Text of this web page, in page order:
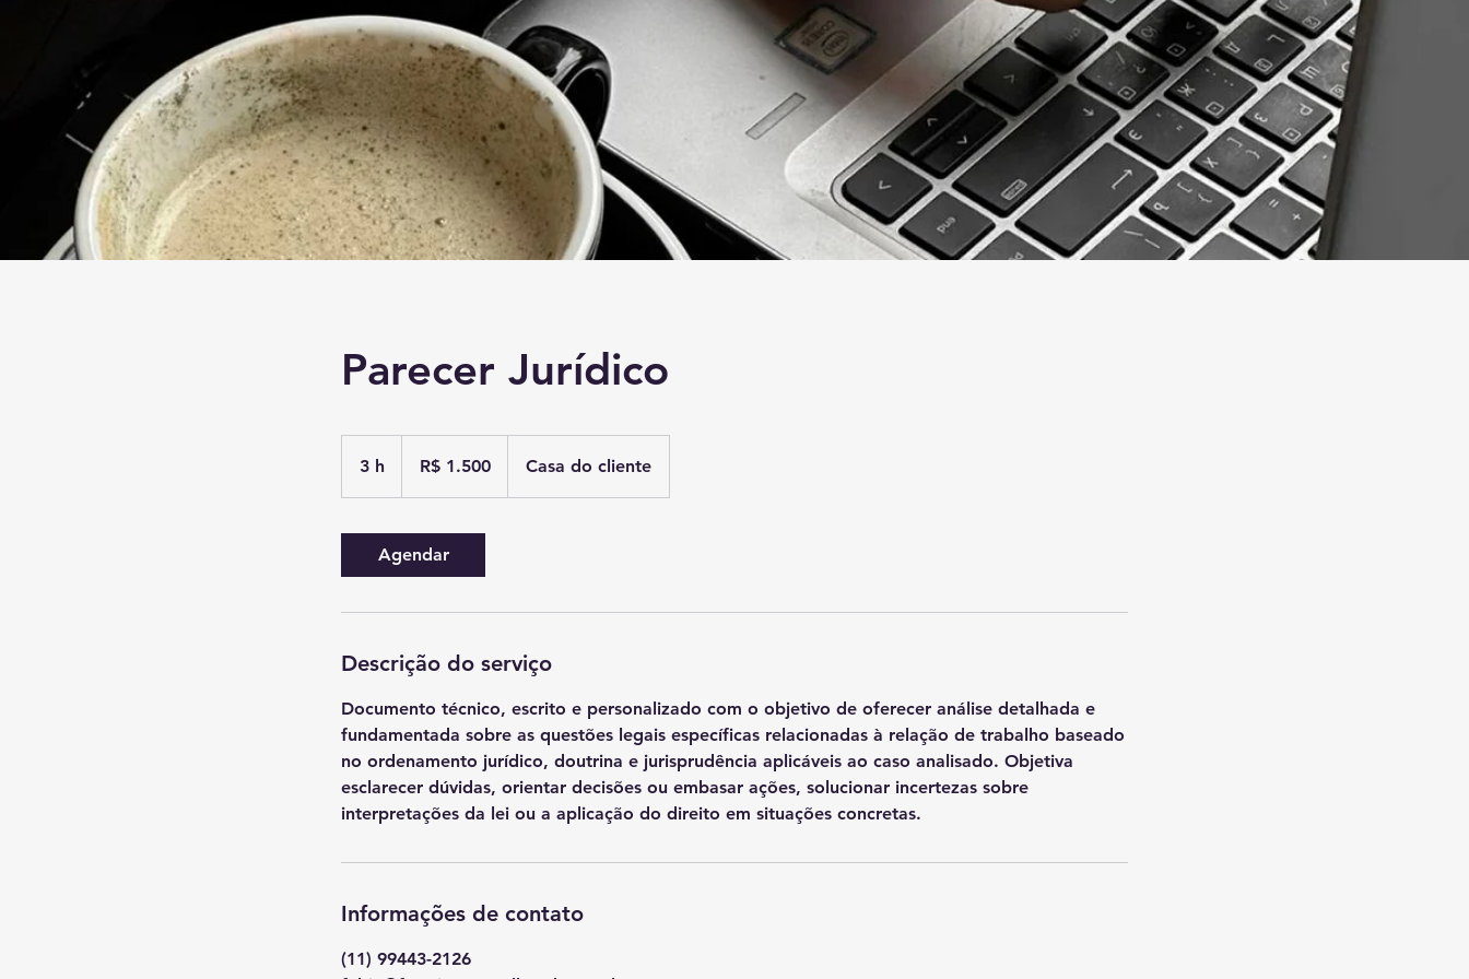
Parecer Jurídico
3 h
h
brasileiros
R$ 1.500 Casa do cliente
Agendar
Descrição do serviço
Documento técnico, escrito e personalizado com o objetivo de oferecer análise detalhada e
fundamentada sobre as questões legais específicas relacionadas à relação de trabalho baseado
no ordenamento jurídico, doutrina e jurisprudência aplicáveis ao caso analisado. Objetiva
esclarecer dúvidas, orientar decisões ou embasar ações, solucionar incertezas sobre
interpretações da lei ou a aplicação do direito em situações concretas.
Informações de contato
(11) 99443-2126